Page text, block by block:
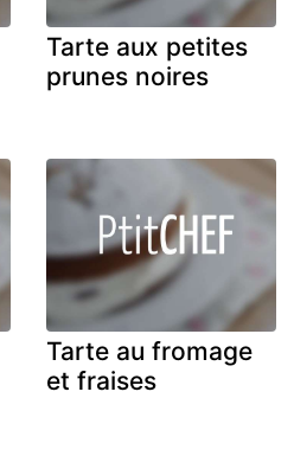
Tarte aux petites
prunes noires
Tarte au fromage
et fraises